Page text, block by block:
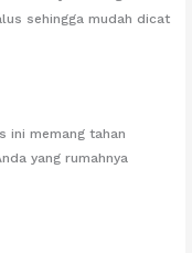
sehingga mudah dicat
ini memang tahan
yang rumahnya